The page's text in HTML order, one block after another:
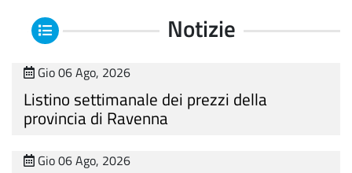
Notizie
Gio 06 Ago, 2026
Listino settimanale dei prezzi della
provincia di Ravenna
Gio 06 Ago, 2026